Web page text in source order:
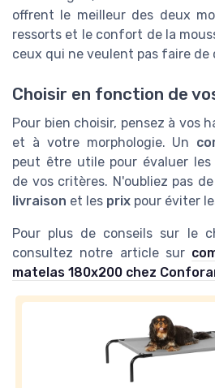
offrent le meilleur des deux
ressorts et le confort de la
ceux qui ne veulent pas faire de
Choisir en fonction de
Pour bien choisir, pensez à vos
et à votre morphologie. Un
peut être utile pour évaluer les
de vos critères. N'oubliez pas
livraison et les prix pour éviter
Pour plus de conseils sur le
consultez notre article sur
matelas 180x200 chez